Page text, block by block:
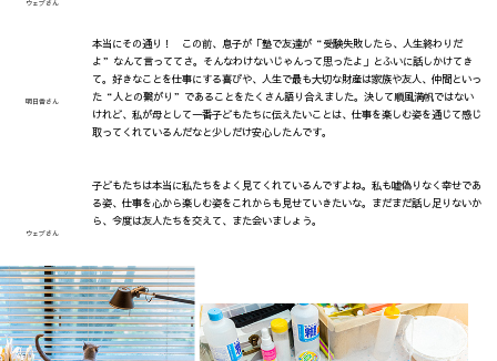
ウェブさん
明日香さん
本当にその通り！ この前、息子が「塾で友達が“受験失敗したら、人生終わりだ
よ”なんて言っててさ。そんなわけないじゃんって思ったよ」とふいに話しかけてき
て。好きなことを仕事にする喜びや、人生で最も大切な財産は家族や友人、仲間といっ
た“人との繋がり”であることをたくさん語り合えました。決して順風満帆ではない
けれど、私が母として一番子どもたちに伝えたいことは、仕事を楽しむ姿を通じて感じ
取ってくれているんだなと少しだけ安心したんです。
ウェブさん
子どもたちは本当に私たちをよく見てくれているんですよね。私も嘘偽りなく幸せであ
る姿、仕事を心から楽しむ姿をこれからも見せていきたいな。まだまだ話し足りないか
ら、今度は友人たちを交えて、また会いましょう。